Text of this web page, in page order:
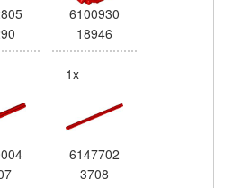
6100930
18946
1x
6147702
3708